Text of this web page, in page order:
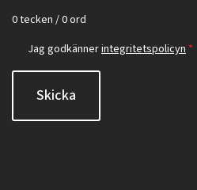
0 tecken / 0 ord
Jag godkännerintegritetspolicyn *
Skicka